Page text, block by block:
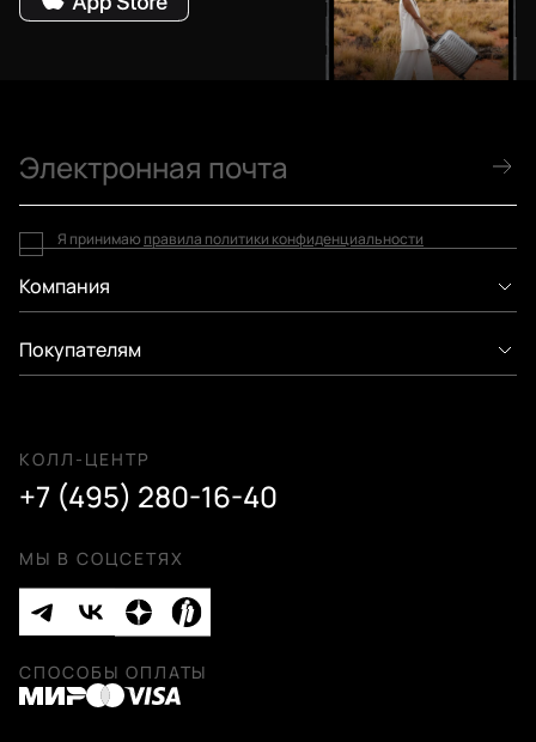
Компания
Покупателям
КОЛЛ-ЦЕНТР
+7 (495) 280-16-40
МЫ В СОЦСЕТЯХ
Я принимаю правила политики конфиденциальности
СПОСОБЫ ОПЛАТЫ